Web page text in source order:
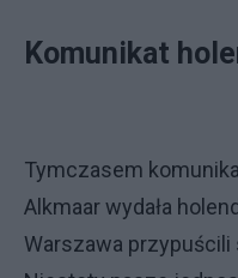
Komunikat
Tymczasem
Alkmaar wydała
Warszawa